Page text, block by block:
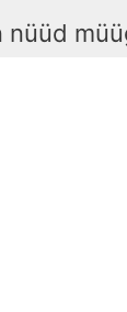
nüüd